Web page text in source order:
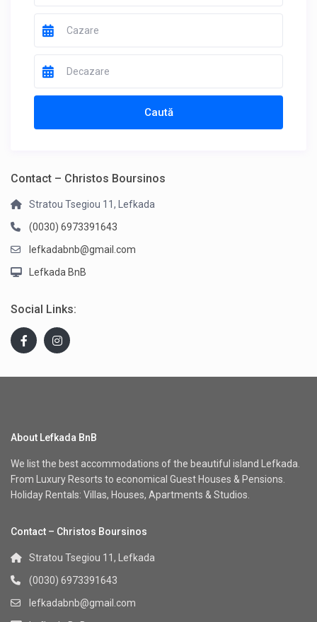
Contact – Christos Boursinos
Stratou Tsegiou 11, Lefkada
(0030) 6973391643
lefkadabnb@gmail.com
Lefkada BnB
Social Links:
About Lefkada BnB
We list the best accommodations of the beautiful island Lefkada.
From Luxury Resorts to economical Guest Houses & Pensions.
Holiday Rentals: Villas, Houses, Apartments & Studios.
Contact – Christos Boursinos
Stratou Tsegiou 11, Lefkada
(0030) 6973391643
lefkadabnb@gmail.com